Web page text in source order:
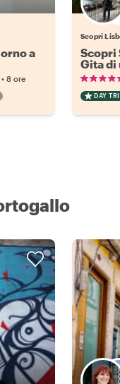
a
• 8 ore
Scopri
Scopri
Gita di
DAY